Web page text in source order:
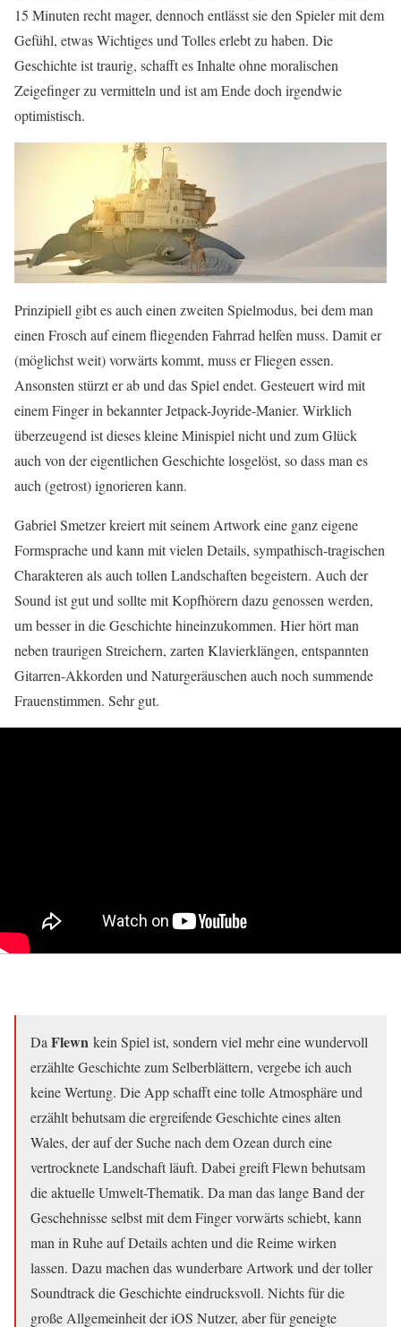
15 Minuten recht mager, dennoch entlässt sie den Spieler mit dem
Gefühl, etwas Wichtiges und Tolles erlebt zu haben. Die
Geschichte ist traurig, schafft es Inhalte ohne moralischen
Zeigefinger zu vermitteln und ist am Ende doch irgendwie
optimistisch.
Prinzipiell gibt es auch einen zweiten Spielmodus, bei dem man
einen Frosch auf einem fliegenden Fahrrad helfen muss. Damit er
(möglichst weit) vorwärts kommt, muss er Fliegen essen.
Ansonsten stürzt er ab und das Spiel endet. Gesteuert wird mit
einem Finger in bekannter Jetpack-Joyride-Manier. Wirklich
überzeugend ist dieses kleine Minispiel nicht und zum Glück
auch von der eigentlichen Geschichte losgelöst, so dass man es
auch (getrost) ignorieren kann.
Gabriel Smetzer kreiert mit seinem Artwork eine ganz eigene
Formsprache und kann mit vielen Details, sympathisch-tragischen
Charakteren als auch tollen Landschaften begeistern. Auch der
Sound ist gut und sollte mit Kopfhörern dazu genossen werden,
um besser in die Geschichte hineinzukommen. Hier hört man
neben traurigen Streichern, zarten Klavierklängen, entspannten
Gitarren-Akkorden und Naturgeräuschen auch noch summende
Frauenstimmen. Sehr gut.
Da Flewn kein Spiel ist, sondern viel mehr eine wundervoll
erzählte Geschichte zum Selberblättern, vergebe ich auch
keine Wertung. Die App schafft eine tolle Atmosphäre und
erzählt behutsam die ergreifende Geschichte eines alten
Wales, der auf der Suche nach dem Ozean durch eine
vertrocknete Landschaft läuft. Dabei greift Flewn behutsam
die aktuelle Umwelt-Thematik. Da man das lange Band der
Geschehnisse selbst mit dem Finger vorwärts schiebt, kann
man in Ruhe auf Details achten und die Reime wirken
lassen. Dazu machen das wunderbare Artwork und der toller
Soundtrack die Geschichte eindrucksvoll. Nichts für die
große Allgemeinheit der iOS Nutzer, aber für geneigte